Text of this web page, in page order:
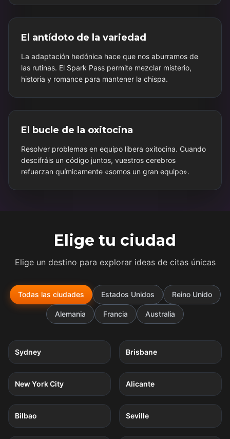
El antídoto de la variedad
La adaptación hedónica hace que nos aburramos de
las rutinas. El Spark Pass permite mezclar misterio,
historia y romance para mantener la chispa.
El bucle de la oxitocina
Resolver problemas en equipo libera oxitocina. Cuando
descifráis un código juntos, vuestros cerebros
refuerzan químicamente «somos un gran equipo».
Elige tu ciudad
Elige un destino para explorar ideas de citas únicas
Todas las ciudades Estados Unidos Reino Unido
Alemania Francia Australia
Sydney Brisbane
5 quests
New York City
4 quests
Alicante
4 quests
Bilbao
4 quests
Seville
4 quests 4 quests